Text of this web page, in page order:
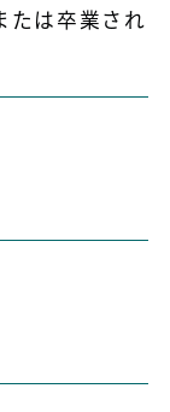
たは卒業され